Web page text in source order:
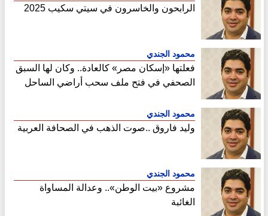
الرابحون والخاسرون في سيتي سكيب 2025
محمود الجندي
فعلتها «إسكان مصر» كالعادة.. وكان لها السبق
الصحفي في فتح ملف سحب أراضي الساحل
محمود الجندي
وليد فاروق ..صوت الذهب في الصحافة العربية
محمود الجندي
مشروع «بيت الوطن».. وعدالة المساواة
الغائبة